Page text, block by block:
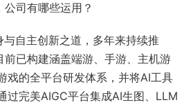
司有哪些运用？
自主创新之道，多年来持续推
前已构建涵盖端游、手游、主机游
戏的全平台研发体系，并将AI工具
过完美AIGC平台集成AI生图、LLM